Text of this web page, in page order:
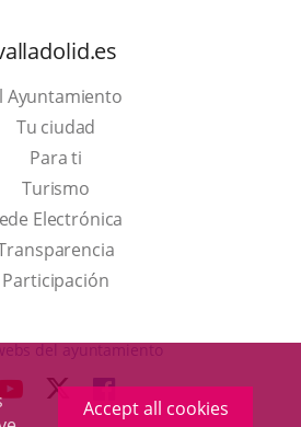
Accept all cookies
Ayuntamiento
Tu ciudad
Para ti
TurismoThis
link
will
open
a
up
Electrónica
Participación
del ayuntamiento
LINK LINK
TO
LINK
TO